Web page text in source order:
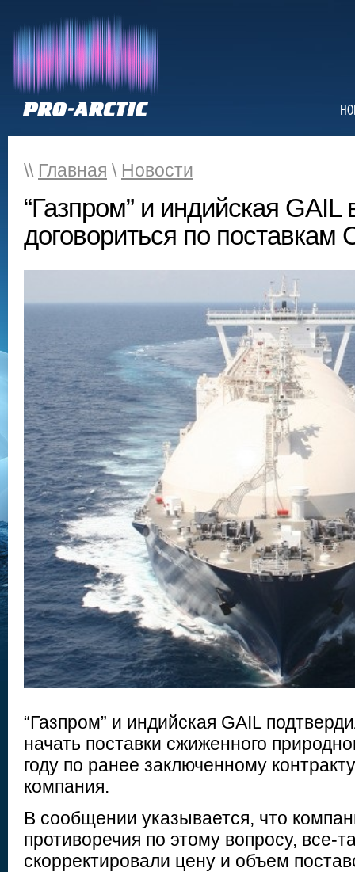
\\ Главная \ Новости
“Газпром” и индийская GAIL
договориться по поставкам
“Газпром” и индийская GAIL
начать поставки сжиженного
году по ранее заключенному
компания.
В сообщении указывается, что
противоречия по этому вопросу, все-
скорректировали цену и объем